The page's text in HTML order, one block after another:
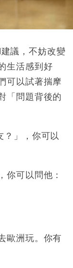
建議，不妨改變
生活感到好
可以試著揣摩
「問題背後的
？」，你可以
你可以問他：
歐洲玩。你有